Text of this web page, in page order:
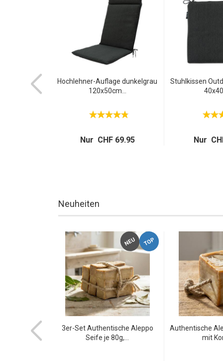
bequem...
Hochlehner-Auflage dunkelgrau
120x50cm...
Nur CHF 69.95
Stuhlkissen
Nur
Neuheiten
NEU TOP
3er-Set Authentische Aleppo
Seife je 80g,...
Authentische
mit